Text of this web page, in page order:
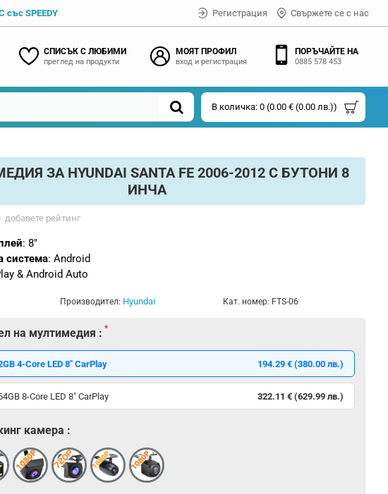
със SPEEDY Регистрация Свържете се с нас
СПИСЪК С ЛЮБИМИ
преглед на продукти
МОЯТ ПРОФИЛ
вход и регистрация
ПОРЪЧАЙТЕ НА
0885 578 453
В количка: 0 (0.00 € (0.00 лв.))
ЗА HYUNDAI SANTA FE 2006-2012 С БУТОНИ 8
ИНЧА
: 8"
система: Android
& Android Auto
Производител: Hyundai Кат. номер: FTS-06
добавете рейтинг
на мултимедия :
4-Core LED 8" CarPlay 194.29 € (380.00 лв.)
8-Core LED 8" CarPlay 322.11 € (629.99 лв.)
камера :